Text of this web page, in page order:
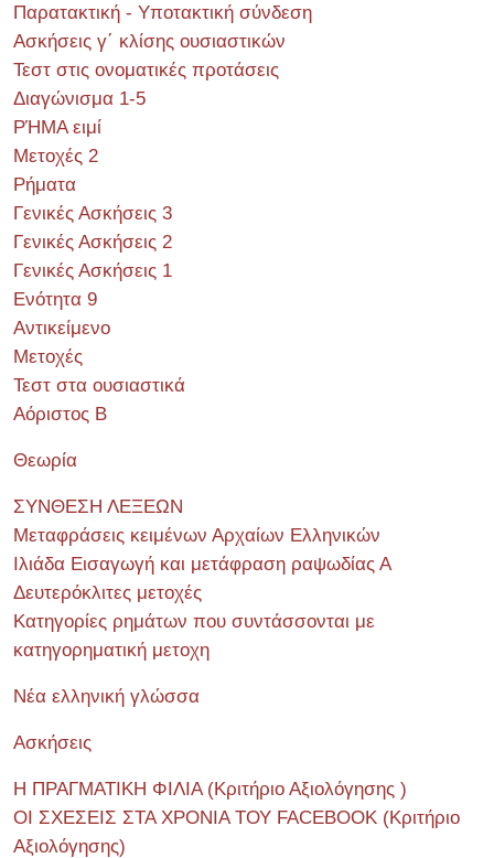
Παρατακτική - Υποτακτική σύνδεση
Ασκήσεις γ΄ κλίσης ουσιαστικών
Τεστ στις ονοματικές προτάσεις
Διαγώνισμα 1-5
ΡΉΜΑ ειμί
Μετοχές 2
Ρήματα
Γενικές Ασκήσεις 3
Γενικές Ασκήσεις 2
Γενικές Ασκήσεις 1
Ενότητα 9
Αντικείμενο
Μετοχές
Τεστ στα ουσιαστικά
Αόριστος Β
Θεωρία
ΣΥΝΘΕΣΗ ΛΕΞΕΩΝ
Μεταφράσεις κειμένων Αρχαίων Ελληνικών
Ιλιάδα Εισαγωγή και μετάφραση ραψωδίας Α
Δευτερόκλιτες μετοχές
Κατηγορίες ρημάτων που συντάσσονται με
κατηγορηματική μετοχη
Νέα ελληνική γλώσσα
Ασκήσεις
Η ΠΡΑΓΜΑΤΙΚΗ ΦΙΛΙΑ (Κριτήριο Αξιολόγησης )
ΟΙ ΣΧΕΣΕΙΣ ΣΤΑ ΧΡΟΝΙΑ ΤΟΥ FACEBOOK (Kριτήριο
Αξιολόγησης)